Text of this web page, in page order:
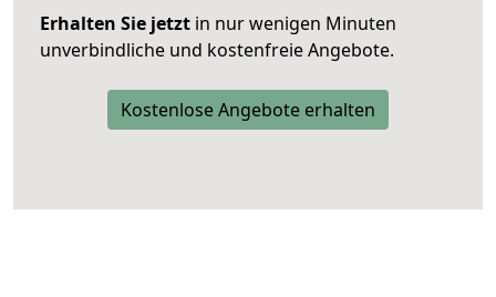
Erhalten Sie jetzt in nur wenigen Minuten
unverbindliche und kostenfreie Angebote.
Kostenlose Angebote erhalten